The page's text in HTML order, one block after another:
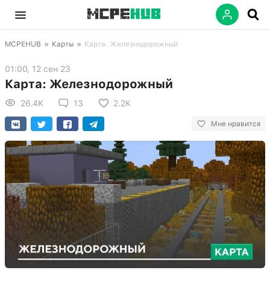
MCPEHUB » Карты » Карта: Железнодорожный
01:00, 12 сен 23
Карта: Железнодорожный
26.4K 13 2.2K
Мне нравится